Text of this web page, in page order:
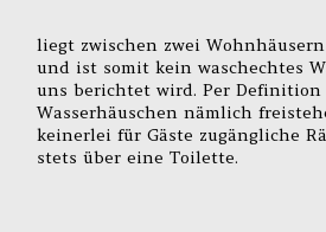
liegt zwischen zwei
und ist somit kein waschechtes
uns berichtet wird. Per
Wasserhäuschen nämlich
keinerlei für Gäste zugängliche
stets über eine Toilette.